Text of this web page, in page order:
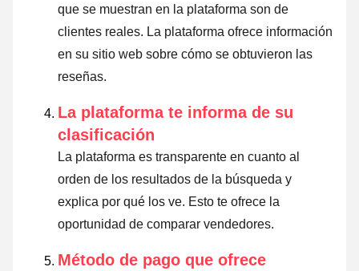
que se muestran en la plataforma son de
clientes reales. La plataforma ofrece información
en su sitio web sobre cómo se obtuvieron las
reseñas.
La plataforma te informa de su
clasificación
La plataforma es transparente en cuanto al
orden de los resultados de la búsqueda y
explica por qué los ve. Esto te ofrece la
oportunidad de comparar vendedores.
Método de pago que ofrece